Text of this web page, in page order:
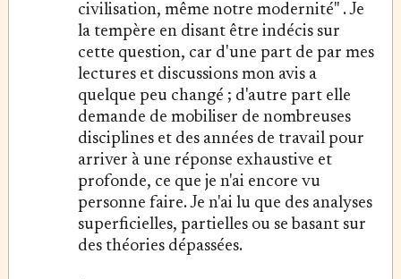
civilisation, même notre modernité" . Je
la tempère en disant être indécis sur
cette question, car d'une part de par mes
lectures et discussions mon avis a
quelque peu changé ; d'autre part elle
demande de mobiliser de nombreuses
disciplines et des années de travail pour
arriver à une réponse exhaustive et
profonde, ce que je n'ai encore vu
personne faire. Je n'ai lu que des analyses
superficielles, partielles ou se basant sur
des théories dépassées.